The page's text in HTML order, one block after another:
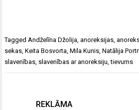
Tagged Andželīna Džolija ,anoreksijas ,
sekas ,Keita Bosvorta ,Mila Kunis ,Natālija
slavenības slavenības ar anoreksiju ,tievums
REKLĀMA